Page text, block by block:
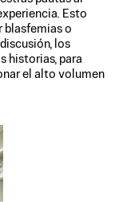
Esto
blasfemias o
los
historias, para
el alto volumen